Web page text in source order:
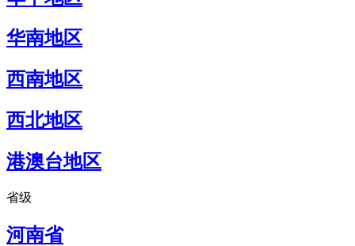
华南地区
西南地区
西北地区
港澳台地区
省级
河南省